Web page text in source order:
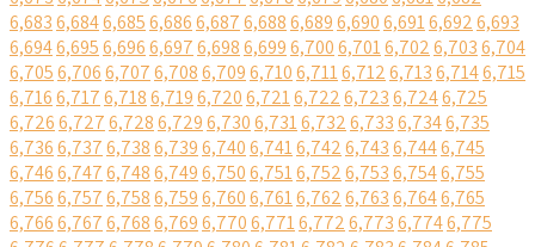
6,6836,6846,6856,6866,6876,6886,6896,6906,6916,6926,693
6,6946,6956,6966,6976,6986,6996,7006,7016,7026,7036,704
6,7056,7066,7076,7086,7096,7106,7116,7126,7136,7146,715
6,7166,7176,7186,7196,7206,7216,7226,7236,7246,725
6,7266,7276,7286,7296,7306,7316,7326,7336,7346,735
6,7366,7376,7386,7396,7406,7416,7426,7436,7446,745
6,7466,7476,7486,7496,7506,7516,7526,7536,7546,755
6,7566,7576,7586,7596,7606,7616,7626,7636,7646,765
6,7666,7676,7686,7696,7706,7716,7726,7736,7746,775